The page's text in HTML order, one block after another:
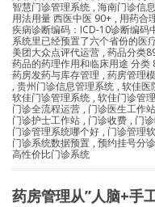
智慧门诊管理系统 , 海南门诊信
用法用量 西医中医 90+ , 用药合
疾病诊断编码：ICD-10诊断编码
系统里已经预置了六个省份的医
美团大众点评代运营 , 药品分类
药品的药理作用和临床用途 分类
药房发药与库存管理 , 药房管理
, 贵州门诊信息管理系统 , 软佳医
软佳门诊管理系统 , 软佳门诊管
门诊全流程运营 , 门诊医生工作站
门诊护士工作站 , 门诊收费 , 门
门诊管理系统哪个好 , 门诊管理
门诊系统数据预置 , 预约挂号分
高性价比门诊系统
药房管理从”人脑+手